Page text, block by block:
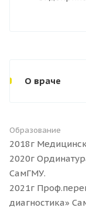
О враче
Образование
2018г
2020г
СамГМУ.
2021г
диагностика»